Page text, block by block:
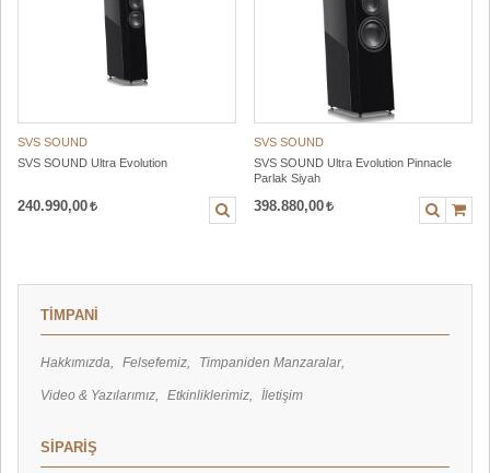
SVS SOUND
SVS SOUND Ultra Evolution
240.990,00
SVS SOUND
SVS SOUND Ultra Evolution Pinnacle
Parlak Siyah
398.880,00
TİMPANİ
Hakkımızda Felsefemiz Timpaniden Manzaralar
Video & Yazılarımız Etkinliklerimiz İletişim
SİPARİŞ